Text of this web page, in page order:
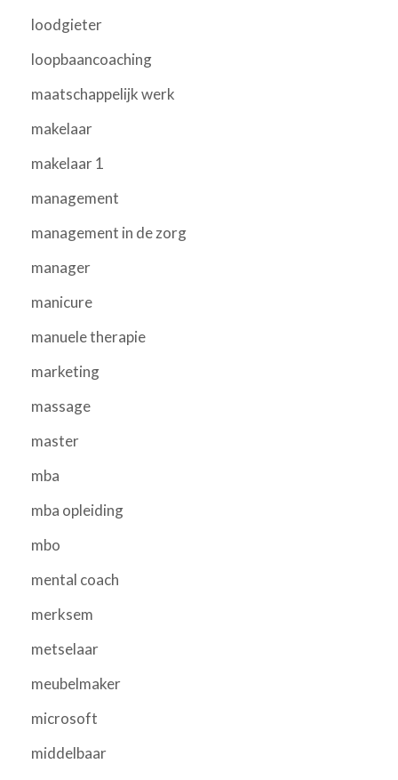
loodgieter
loopbaancoaching
maatschappelijk werk
makelaar
makelaar 1
management
management in de zorg
manager
manicure
manuele therapie
marketing
massage
master
mba
mba opleiding
mbo
mental coach
merksem
metselaar
meubelmaker
microsoft
middelbaar